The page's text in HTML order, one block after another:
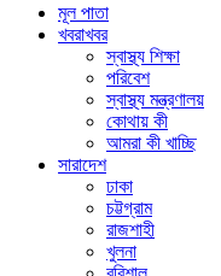
মূল পাতা
খবরাখবর
স্বাস্থ্য শিক্ষা
পরিবেশ
স্বাস্থ্য মন্ত্রণালয়
কোথায় কী
আমরা কী খাচ্ছি
সারাদেশ
ঢাকা
চট্টগ্রাম
রাজশাহী
খুলনা